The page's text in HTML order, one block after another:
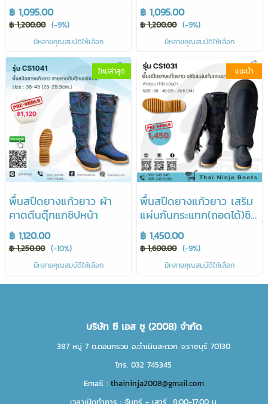
฿ 1,095.00
฿ 1,200.00 (-9%)
มีหลายคุณสมบัติให้เลือก
฿ 1,095.00
฿ 1,200.00 (-9%)
มีหลายคุณสมบัติให้เลือก
ใหม่ล่าสุด
พื้นสปีดยางแก้วยาว ผ้า
คาดตีนตุ๊กแกซิปหน้า
฿ 1,120.00
฿ 1,250.00 (-10%)
มีหลายคุณสมบัติให้เลือก
แนะนำ
พื้นสปีดยางแก้วยาว เสริม
แผ่นกันกระแทก(ถอดได้)ซิป
หน้า
฿ 1,450.00
฿ 1,600.00 (-9%)
มีหลายคุณสมบัติให้เลือก
บริษัท ซี เอส ชู (2008) จำกัด
387 หมู่ 7 ต.ดอนกรวย อ.ดำเนินสะดวก จ.ราชบุรี 70130
โทร. 032 745345
Email : thaininja2008@gmail.com